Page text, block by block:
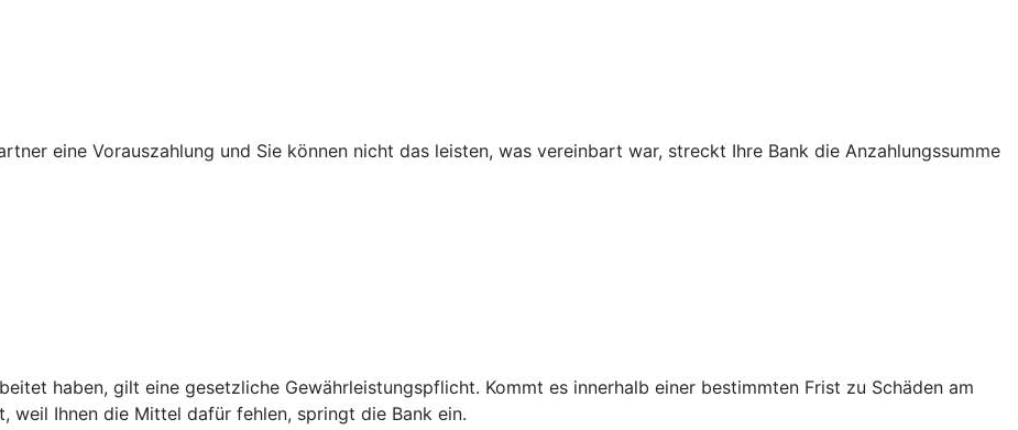
eine Vorauszahlung und Sie können nicht das leisten, was vereinbart war, streckt Ihre Bank die Anzahlungssumme
haben, gilt eine gesetzliche Gewährleistungspflicht. Kommt es innerhalb einer bestimmten Frist zu Schäden am
weil Ihnen die Mittel dafür fehlen, springt die Bank ein.